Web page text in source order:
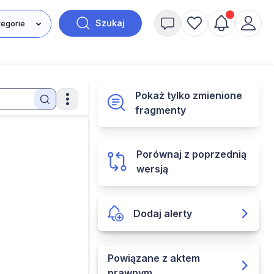
Szukaj
Pokaż tylko zmienione
fragmenty
Porównaj z poprzednią
wersją
Dodaj alerty
Powiązane z aktem